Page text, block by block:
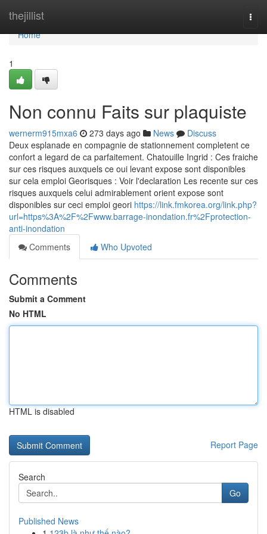
thejillist
Home
Home
1
Non connu Faits sur plaquiste
wernerm915mxa6 273 days ago News
Discuss
Deux esplanade en compagnie de stationnement completent ce
confort a legard de ca parfaitement. Chatouille Ingrid : Ces fraiche
sur ces risques auxquels ce oui levant expose sont disponibles
sur cela emploi Georisques : Voir l'declaration Les recente sur ces
risques auxquels celui admirablement orient expose sont
disponibles sur ceci emploi geori https://link.fmkorea.org/link.php?
url=https%3A%2F%2Fwww.barrage-inondation.fr%2Fprotection-
anti-inondation
Comments
Who Upvoted
Comments
Submit a Comment
No HTML
HTML is disabled
Report Page
Search
Go
Published News